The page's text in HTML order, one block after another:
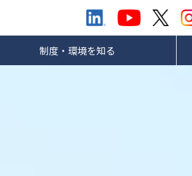
制度・環境を知る